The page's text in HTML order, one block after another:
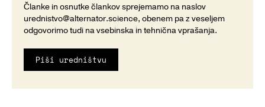
Članke in osnutke člankov sprejemamo na naslov
urednistvo@alternator.science, obenem pa z veseljem
odgovorimo tudi na vsebinska in tehnična vprašanja.
Piši uredništvu